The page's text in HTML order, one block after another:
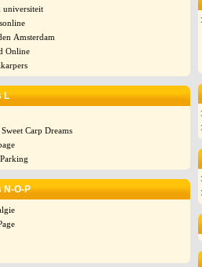
universiteit
Amsterdam
Online
L
Carp Dreams
N-O-P